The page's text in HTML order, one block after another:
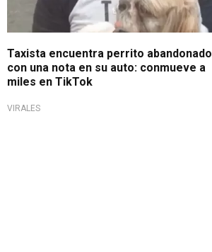
Taxista encuentra perrito abandonado
con una nota en su auto: conmueve a
miles en TikTok
VIRALES